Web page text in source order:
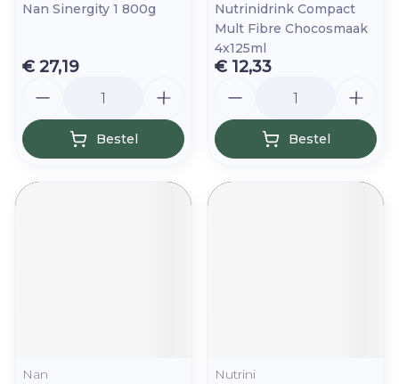
Nan Sinergity 1 800g
€ 27,19
Bestel
Nutrinidrink Compact
Mult Fibre Chocosmaak
4x125ml
€ 12,33
Bestel
Nan
Nutrini